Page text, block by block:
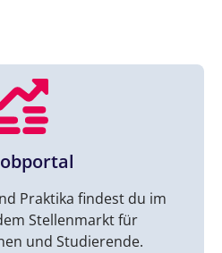
Praktika findest du im
Stellenmarkt für
und Studierende.